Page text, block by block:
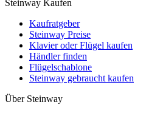
Steinway Kaufen
Kaufratgeber
Steinway Preise
Klavier oder Flügel kaufen
Händler finden
Flügelschablone
Steinway gebraucht kaufen
Über Steinway